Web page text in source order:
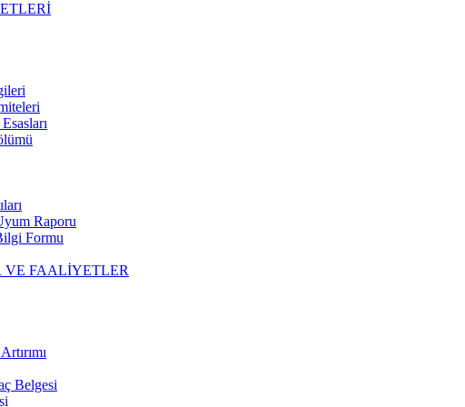
Raporu
Formu
VE FAALİYETLER
Belgesi